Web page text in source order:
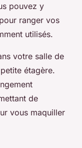
pouvez y
ranger vos
utilisés.
votre salle de
étagère.
de
vous maquiller